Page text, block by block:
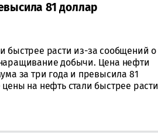
81 доллар
быстрее расти из-за сообщений о
добычи. Цена нефти
за три года и превысила 81
на нефть стали быстрее расти